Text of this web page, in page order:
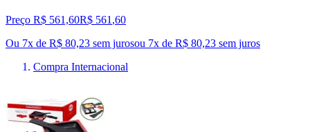
Preço R$ 561,60R$ 561 ,60
Ou 7x de R$ 80,23 sem jurosou 7x de R$ 80,23 sem juros
Compra Internacional